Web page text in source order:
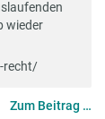
wieder
recht/
Zum Beitrag …